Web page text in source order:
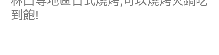
到飽!